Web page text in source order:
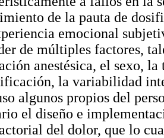
de la pauta de
emocional
de múltiples factores,
anestésica, el sexo,
la variabilidad
algunos propios del
el diseño e
del dolor, que lo